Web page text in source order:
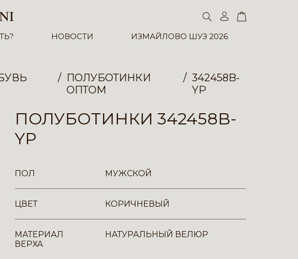
НОВОСТИ ИЗМАЙЛОВО ШУЗ 2026
ПОЛУБОТИНКИ
ОПТОМ
342458B-
YP
ПОЛУБОТИНКИ 342458B-
YP
ПОЛ МУЖСКОЙ
ЦВЕТ КОРИЧНЕВЫЙ
МАТЕРИАЛ
ВЕРХА
НАТУРАЛЬНЫЙ ВЕЛЮР